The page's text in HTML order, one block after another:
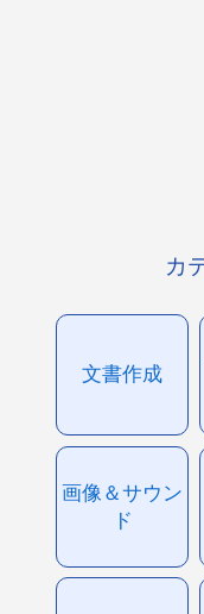
カ
文書作成
画像＆サウン
ド